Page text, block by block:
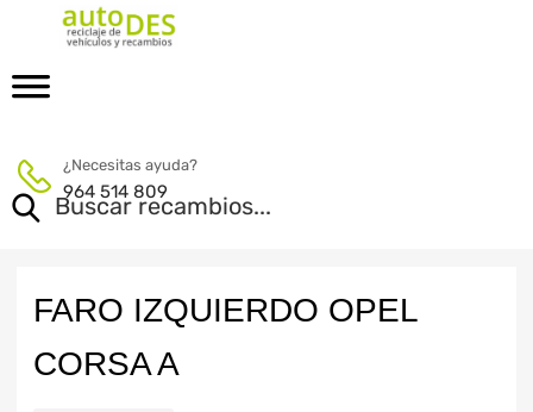
¿Necesitas ayuda?
964 514 809
FARO IZQUIERDO OPEL
CORSA A